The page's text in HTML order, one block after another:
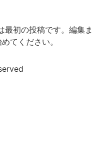
初の投稿です。編集ま
てください。